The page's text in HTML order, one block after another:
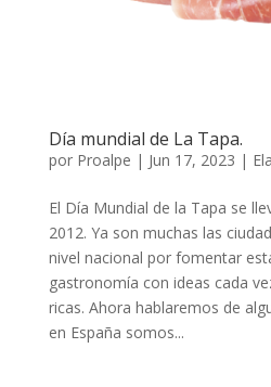
Día mundial de La Tapa.
por Proalpe | Jun 17, 2023 |
El Día Mundial de la Tapa se
2012. Ya son muchas las
nivel nacional por fomentar
gastronomía con ideas cada
ricas. Ahora hablaremos de
en España somos...